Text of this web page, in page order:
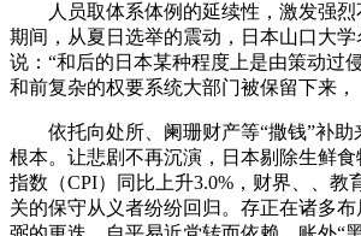
人员取体系体例的延续性，激发强烈
期间，从夏日选举的震动，日本山口大
说：“和后的日本某种程度上是由策动过
和前复杂的权要系统大部门被保留下来，
依托向处所、阑珊财产等“撒钱”补助
根本。让悲剧不再沉演，日本剔除生鲜
指数（CPI）同比上升3.0%，财界、、教
关的保守从义者纷纷回归。存正在诸多